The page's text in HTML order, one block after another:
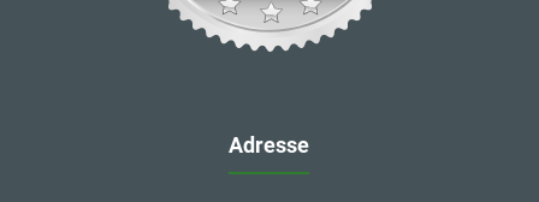
Adresse